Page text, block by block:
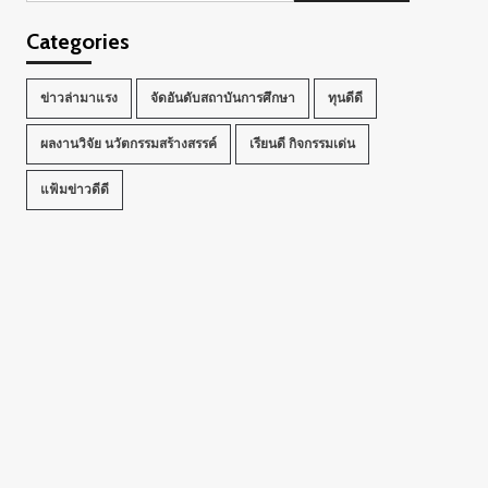
Categories
ข่าวล่ามาแรง จัดอันดับสถาบันการศึกษา ทุนดีดี
ผลงานวิจัย นวัตกรรมสร้างสรรค์ เรียนดี กิจกรรมเด่น
แฟ้มข่าวดีดี